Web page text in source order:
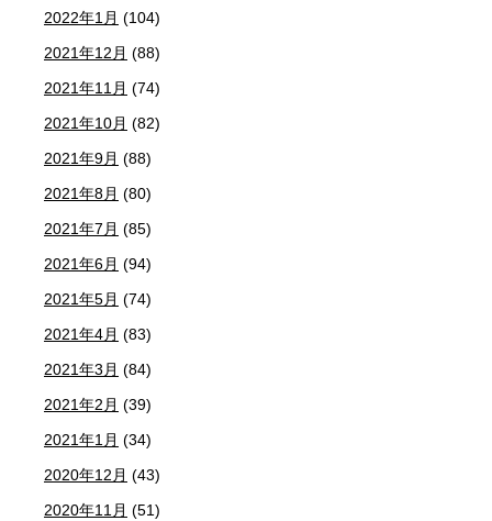
2022年1月 (104)
2021年12月 (88)
2021年11月 (74)
2021年10月 (82)
2021年9月 (88)
2021年8月 (80)
2021年7月 (85)
2021年6月 (94)
2021年5月 (74)
2021年4月 (83)
2021年3月 (84)
2021年2月 (39)
2021年1月 (34)
2020年12月 (43)
2020年11月 (51)